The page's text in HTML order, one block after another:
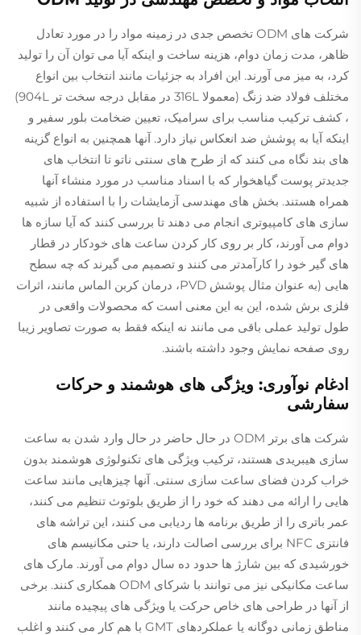
شرکت های ODM تخصص جدی در زمینه مواد را در مورد تعادل
ظاهر، مدت زمان دوام، هزینه ساخت و اینکه آیا می توان آن را تولید
کرد، به میز می آورند. این افراد به جزئیات مانند انتخاب بین انواع
مختلف فولاد ضد زنگ (معمولا 316L در مقابل درجه سخت تر 904L)
، کشف ترکیب مناسب برای سرامیک، تعیین ضخامت بلور سفیر و
اینکه آیا به پوشش ضد انعکاس نیاز دارد. آنها همچنین به انواع گزینه
های بند نگاه می کنند که از طرح های سنتی ناتو تا انتخاب های
جدیدتر پوست گیاهخوار که با اسناد مناسب در مورد منشاء آنها
همراه هستند. بخش های مهندسی آزمایشات را با استفاده از شبیه
سازی های کامپیوتری انجام می دهند تا بررسی کنند که آیا سازه ها
دوام می آورند، کار بر روی کار کردن ساعت های خودکار در قطار
های گیر خود را کارآمدتر می کنند و تصمیم می گیرند که چه سطح
هایی (به عنوان مثال پوشش PVD، درمان کربن الماس مانند، اثرات
فلزی برش شده، این به این معنی است که محصولات واقعی در
طول تولید عملی باقی می مانند نه اینکه فقط به صورت تصاویر زیبا
روی صفحه نمایش وجود داشته باشند.
ادغام نوآوری: ویژگی های هوشمند و حرکات
سفارشی
شرکت های برتر ODM در حال حاضر در حال وارد شدن به ساعت
سازی هیبریدی هستند، ترکیب ویژگی های تکنولوژی هوشمند بدون
خراب کردن فضای ساعت سازی سنتی. آنها چیزهایی مانند ساعت
هایی را ارائه می دهند که خود را از طریق بلوتوث تنظیم می کنند،
عمر باتری را از طریق برنامه ها ردیابی می کنند، این تراشه های
فانتزی NFC برای بررسی اصالت دارند، یا حتی مکانیسم های
خورشیدی که بین شارژ ها حدود ده سال دوام می آورند. مارک های
ساعت مکانیکی نیز می توانند با شرکای ODM همکاری کنند. برخی
از آنها در طراحی های خاص حرکت یا ویژگی های پیچیده مانند
مناطق زمانی دوگانه یا عملکردهای GMT با هم کار می کنند و اغلب